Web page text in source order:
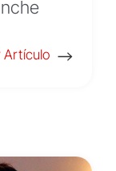
Artículo